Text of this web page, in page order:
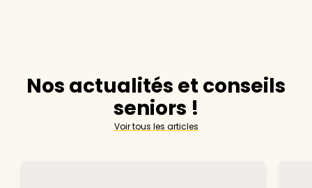
Nos actualités et conseils
seniors !
Voir tous les articles